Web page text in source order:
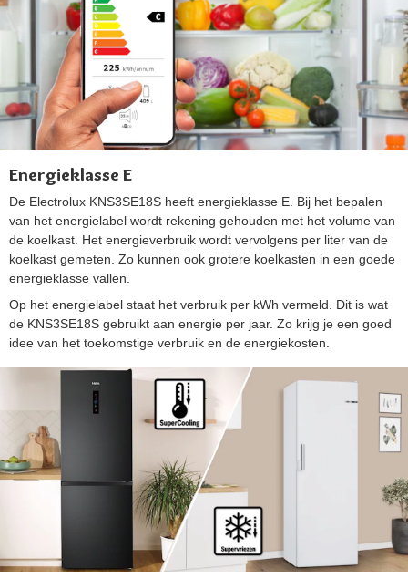
Energieklasse E
De Electrolux KNS3SE18S heeft energieklasse E. Bij het bepalen
van het energielabel wordt rekening gehouden met het volume van
de koelkast. Het energieverbruik wordt vervolgens per liter van de
koelkast gemeten. Zo kunnen ook grotere koelkasten in een goede
energieklasse vallen.
Op het energielabel staat het verbruik per kWh vermeld. Dit is wat
de KNS3SE18S gebruikt aan energie per jaar. Zo krijg je een goed
idee van het toekomstige verbruik en de energiekosten.